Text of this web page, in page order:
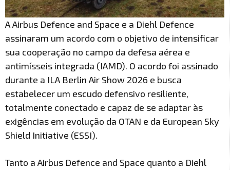
A Airbus Defence and Space e a Diehl Defence
assinaram um acordo com o objetivo de intensificar
sua cooperação no campo da defesa aérea e
antimísseis integrada (IAMD). O acordo foi assinado
durante a ILA Berlin Air Show 2026 e busca
estabelecer um escudo defensivo resiliente,
totalmente conectado e capaz de se adaptar às
exigências em evolução da OTAN e da European Sky
Shield Initiative (ESSI).
Tanto a Airbus Defence and Space quanto a Diehl